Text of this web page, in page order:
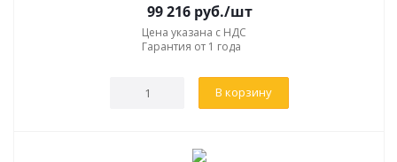
99 216руб./шт
Цена указана с НДС
Гарантия от 1 года
В корзину